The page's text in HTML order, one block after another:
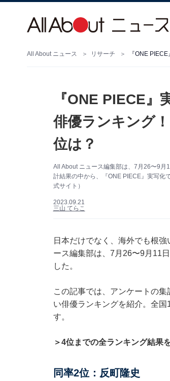
All About ニュース リサーチ
『ONE PIECE
俳優ランキング
位は？
All About ニュース編集部は、7月26〜9月
計結果の中から、『ONE PIECE』実写化
式サイト）
2023.09.21
三山 てらこ
日本だけでなく、海外でも根
ース編集部は、7月26〜9月11
した。
この記事では、アンケートの
い俳優ランキングを紹介。全
す。
＞4位までの全ランキング結果
同率2位：反町隆史